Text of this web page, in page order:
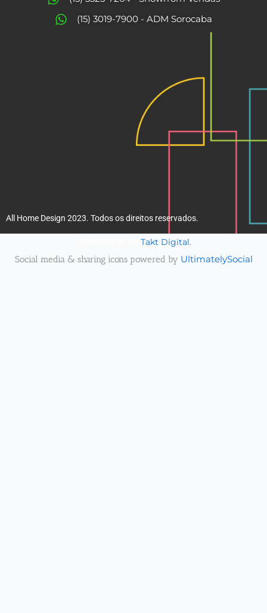
o
r
(15) 3019-7900 - ADM Sorocaba
All Home Design 2023. Todos os direitos reservados.
Takt Digital.
Social media & sharing icons powered by UltimatelySocial